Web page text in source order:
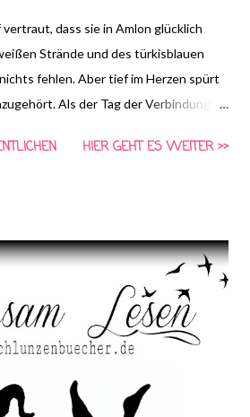
dass sie in Amlon glücklich
Strände und des türkisblauen
fehlen. Aber tief im Herzen spürt
Als der Tag der Verbindung
Angst wahr: Sie ist eine
finden. Doch auf der Reise flammen in
einen anderen auf. Und diese
den sicheren Tod …
HIER GEHT ES WEITER >>